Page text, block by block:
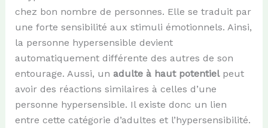
chez bon nombre de personnes. Elle se traduit par
une forte sensibilité aux stimuli émotionnels. Ainsi,
la personne hypersensible devient
automatiquement différente des autres de son
entourage. Aussi, un adulte à haut potentielpeut
avoir des réactions similaires à celles d’une
personne hypersensible. Il existe donc un lien
entre cette catégorie d’adultes et l’hypersensibilité.